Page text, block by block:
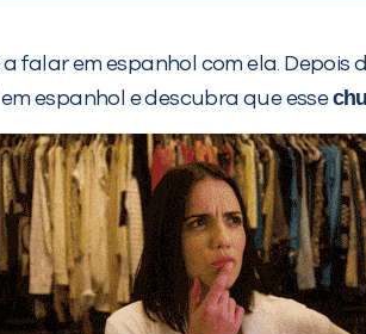
falar em espanhol com ela. Depois
em espanhol e descubra que esse